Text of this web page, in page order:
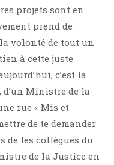
projets sont en
prend de
volonté de tout un
à cette juste
c’est la
d’un Ministre de la
rue « Mis et
de te demander
de tes collègues du
de la Justice en